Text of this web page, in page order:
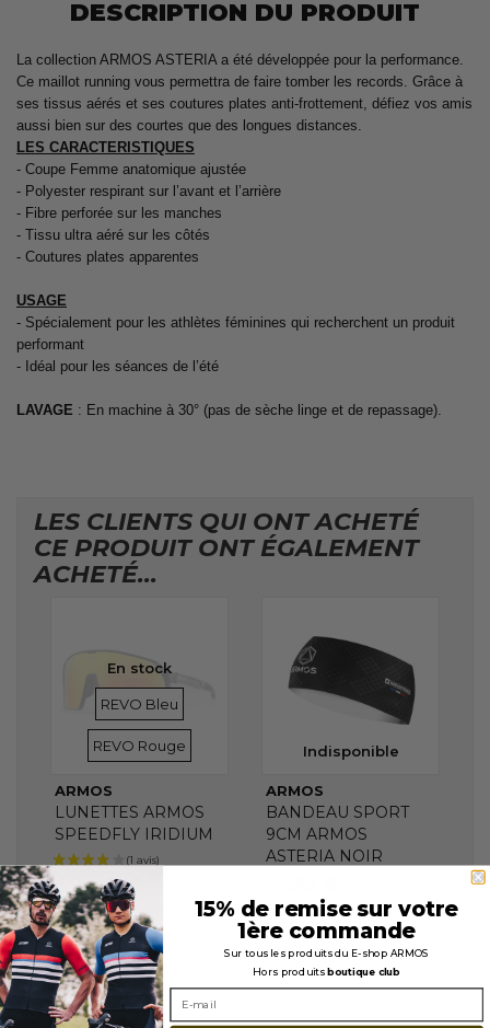
DESCRIPTION DU PRODUIT
La collection ARMOS ASTERIA a été développée pour la performance.
Ce maillot running vous permettra de faire tomber les records. Grâce à
ses tissus aérés et ses coutures plates anti-frottement, défiez vos amis
aussi bien sur des courtes que des longues distances.
LES CARACTERISTIQUES
- Coupe Femme anatomique ajustée
- Polyester respirant sur l’avant et l’arrière
- Fibre perforée sur les manches
- Tissu ultra aéré sur les côtés
- Coutures plates apparentes
USAGE
- Spécialement pour les athlètes féminines qui recherchent un produit
performant
- Idéal pour les séances de l’été
LAVAGE : En machine à 30° (pas de sèche linge et de repassage).
LES CLIENTS QUI ONT ACHETÉ
CE PRODUIT ONT ÉGALEMENT
ACHETÉ...
En stock
VERRES
REVO Bleu
VERRES
REVO Rouge
ARMOS
LUNETTES ARMOS
SPEEDFLY IRIDIUM
69,90 €
Indisponible
ARMOS
BANDEAU SPORT
9CM ARMOS
ASTERIA NOIR
15% de remise sur votre
1ère commande
Sur tous les produits du E-shop ARMOS
Hors produitsboutique club